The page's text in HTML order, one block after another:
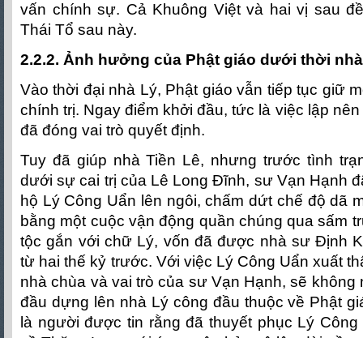
vấn chính sự. Cả Khuông Việt và hai vị sau
Thái Tổ sau này.
2.2.2. Ảnh hưởng của Phật giáo dưới thời
Vào thời đại nhà Lý, Phật giáo vẫn tiếp tục giữ
chính trị. Ngay điểm khởi đầu, tức là việc lập
đã đóng vai trò quyết định.
Tuy đã giúp nhà Tiền Lê, nhưng trước tình
dưới sự cai trị của Lê Long Đĩnh, sư Vạn Hạnh
hộ Lý Công Uẩn lên ngôi, chấm dứt chế độ dã
bằng một cuộc vận động quần chúng qua sấm
tộc gắn với chữ Lý, vốn đã được nhà sư Định
từ hai thế kỷ trước. Với việc Lý Công Uẩn xuất
nhà chùa và vai trò của sư Vạn Hạnh, sẽ
đầu dựng lên nhà Lý công đầu thuộc về Phật
là người được tin rằng đã thuyết phục Lý